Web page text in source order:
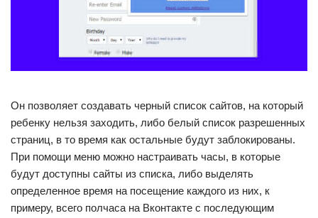
Он позволяет создавать черный список сайтов, на который
ребенку нельзя заходить, либо белый список разрешенных
страниц, в то время как остальные будут заблокированы.
При помощи меню можно настраивать часы, в которые
будут доступны сайты из списка, либо выделять
определенное время на посещение каждого из них, к
примеру, всего полчаса на Вконтакте с последующим